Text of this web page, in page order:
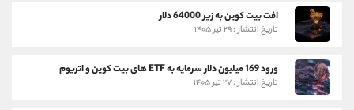
افت بیت کوین به زیر 64000 دلار
تاریخ انتشار : ۲۹ تیر ۱۴۰۵
ورود 169 میلیون دلار سرمایه به ETF های بیت کوین و اتریوم
تاریخ انتشار : ۲۷ تیر ۱۴۰۵